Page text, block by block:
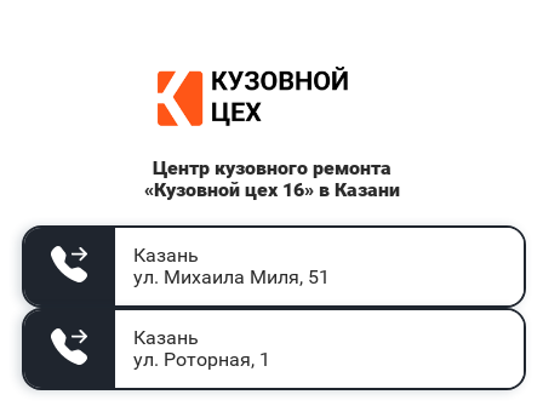
Центр кузовного ремонта
«Кузовной цех 16» в Казани
Казань
ул. Михаила Миля, 51
Казань
ул. Роторная, 1